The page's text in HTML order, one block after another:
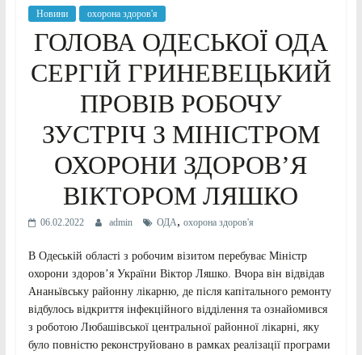
Новини охорона здоров'я
ГОЛОВА ОДЕСЬКОЇ ОДА
СЕРГІЙ ГРИНЕВЕЦЬКИЙ
ПРОВІВ РОБОЧУ
ЗУСТРІЧ З МІНІСТРОМ
ОХОРОНИ ЗДОРОВ’Я
ВІКТОРОМ ЛЯШКО
06.02.2022 admin ОДА, охорона здоров'я
В Одеській області з робочим візитом перебуває Міністр
охорони здоров’я України Віктор Ляшко. Вчора він відвідав
Ананьївську районну лікарню, де після капітального ремонту
відбулось відкриття інфекційного відділення та ознайомився
з роботою Любашівської центральної районної лікарні, яку
було повністю реконструйовано в рамках реалізації програми